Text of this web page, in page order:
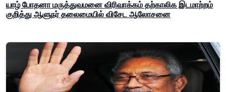
யாழ் போதனா மருத்துவமனை விரிவாக்கம் தற்காலிக இடமாற்றம்
குறித்து ஆளுநர் தலைமையில் விசேட ஆலோசனை